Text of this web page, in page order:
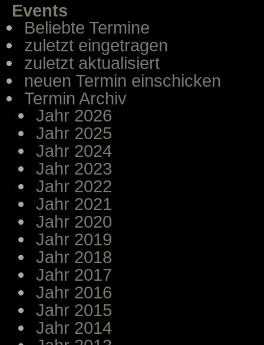
Events
Beliebte Termine
zuletzt eingetragen
zuletzt aktualisiert
neuen Termin einschicken
Termin Archiv
Jahr 2026
Jahr 2025
Jahr 2024
Jahr 2023
Jahr 2022
Jahr 2021
Jahr 2020
Jahr 2019
Jahr 2018
Jahr 2017
Jahr 2016
Jahr 2015
Jahr 2014